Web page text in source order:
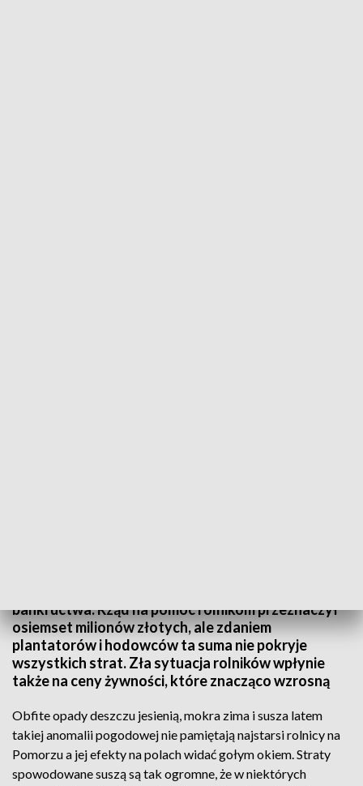
bankructwa. Rząd na pomoc rolnikom przeznaczył
osiemset milionów złotych, ale zdaniem
plantatorów i hodowców ta suma nie pokryje
wszystkich strat. Zła sytuacja rolników wpłynie
także na ceny żywności, które znacząco wzrosną
Obfite opady deszczu jesienią, mokra zima i susza latem
takiej anomalii pogodowej nie pamiętają najstarsi rolnicy na
Pomorzu a jej efekty na polach widać gołym okiem. Straty
spowodowane suszą są tak ogromne, że w niektórych